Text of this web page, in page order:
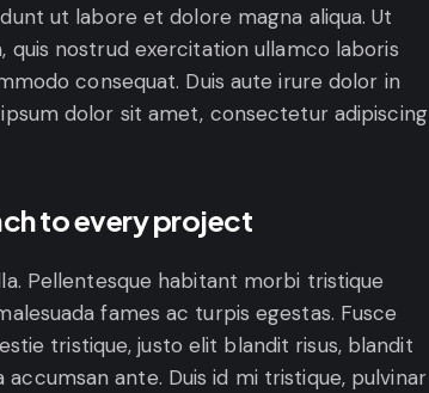
ut labore et dolore magna aliqua. Ut
quis nostrud exercitation ullamco laboris
consequat. Duis aute irure dolor in
dolor sit amet, consectetur adipiscing
to every project
Pellentesque habitant morbi tristique
fames ac turpis egestas. Fusce
tristique, justo elit blandit risus, blandit
accumsan ante. Duis id mi tristique, pulvinar